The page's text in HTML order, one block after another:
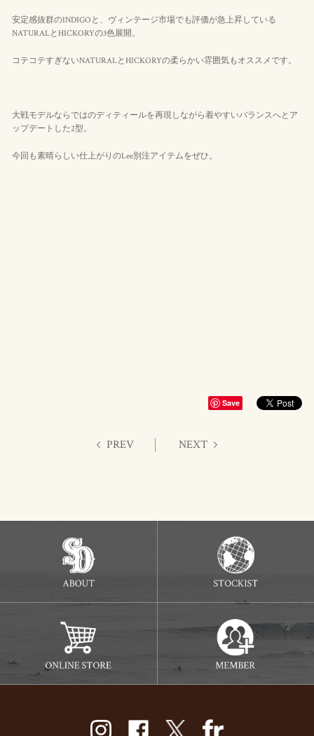
安定感抜群のINDIGOと、ヴィンテージ市場でも評価が急上昇している
NATURALとHICKORYの3色展開。
コテコテすぎないNATURALとHICKORYの柔らかい雰囲気もオススメです。
大戦モデルならではのディティールを再現しながら着やすいバランスへとア
ップデートした2型。
今回も素晴らしい仕上がりのLee別注アイテムをぜひ。
Save
PREV NEXT